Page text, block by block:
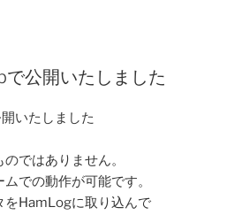
公開いたしました
いたしました
ではありません。
での動作が可能です。
をHamLogに取り込んで